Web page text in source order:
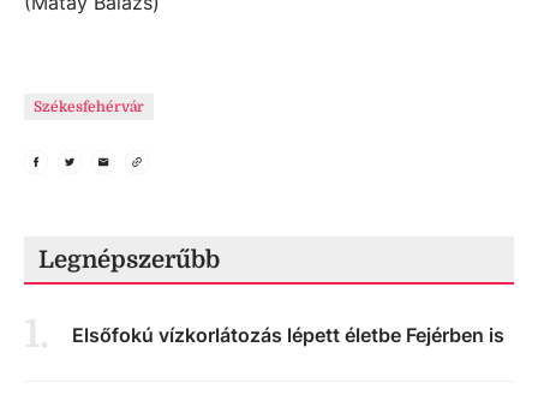
Székesfehérvár
Legnépszerűbb
1. Elsőfokú vízkorlátozás lépett életbe Fejérben is